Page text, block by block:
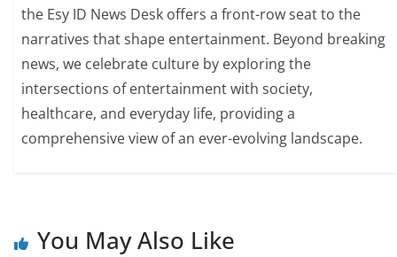
the Esy ID News Desk offers a front-row seat to the
narratives that shape entertainment. Beyond breaking
news, we celebrate culture by exploring the
intersections of entertainment with society,
healthcare, and everyday life, providing a
comprehensive view of an ever-evolving landscape.
You May Also Like